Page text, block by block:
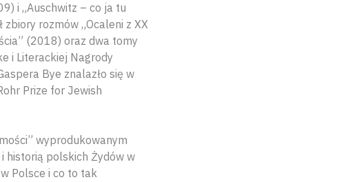
i „Auschwitz – co ja tu
rozmów „Ocaleni z XX
(2018) oraz dwa tomy
i Literackiej Nagrody
Bye znalazło się w
Prize for Jewish
wyprodukowanym
historią polskich Żydów w
Polsce i co to tak